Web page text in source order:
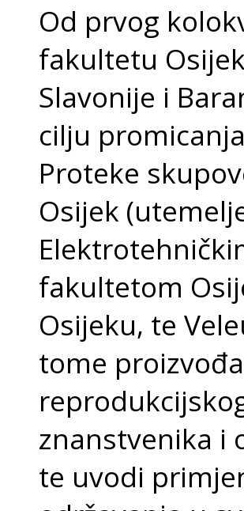
Od prvog
fakultetu
Slavonije i
cilju
Proteke
Osijek
fakultetom
Osijeku, te
tome
znanstvenika i
te uvodi